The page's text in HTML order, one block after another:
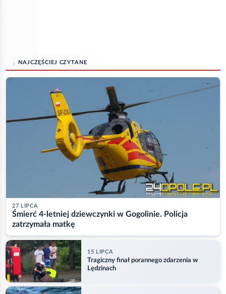
NAJCZĘŚCIEJ CZYTANE
27 LIPCA
Śmierć 4-letniej dziewczynki w Gogolinie. Policja
zatrzymała matkę
15 LIPCA
Tragiczny finał porannego zdarzenia w
Lędzinach